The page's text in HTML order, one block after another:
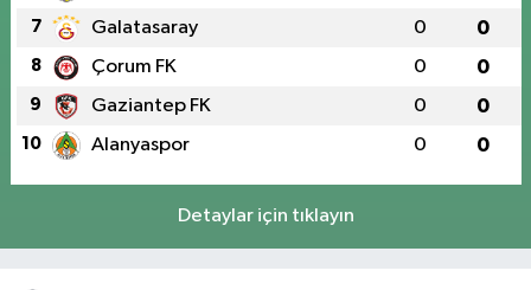
7 Galatasaray 0 0
8 Çorum FK 0 0
9 Gaziantep FK 0 0
10 Alanyaspor 0 0
Detaylar için tıklayın